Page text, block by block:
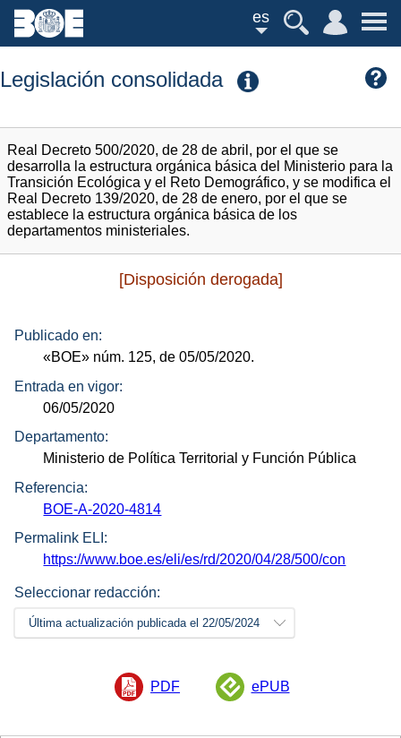
es
Legislación consolidada
Real Decreto 500/2020, de 28 de abril, por el que se
desarrolla la estructura orgánica básica del Ministerio para la
Transición Ecológica y el Reto Demográfico, y se modifica el
Real Decreto 139/2020, de 28 de enero, por el que se
establece la estructura orgánica básica de los
departamentos ministeriales.
[Disposición derogada]
Publicado en:
«BOE» núm. 125, de 05/05/2020.
Entrada en vigor:
06/05/2020
Departamento:
Ministerio de Política Territorial y Función Pública
Referencia:
BOE-A-2020-4814
Permalink ELI:
https://www.boe.es/eli/es/rd/2020/04/28/500/con
Seleccionar redacción:
Última actualización publicada el 22/05/2024
PDF ePUB